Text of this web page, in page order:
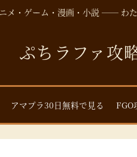
メ・ゲーム・漫画・小説 ── わ
ぷちラファ攻
アマプラ30日無料で見る FGO